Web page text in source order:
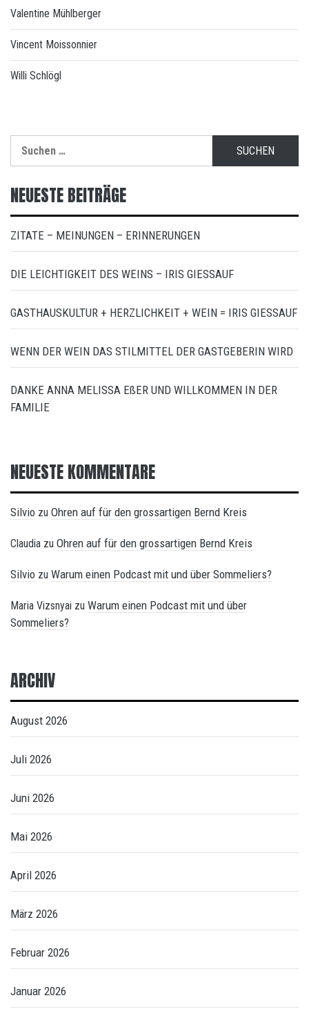
Valentine Mühlberger
Vincent Moissonnier
Willi Schlögl
NEUESTE BEITRÄGE
ZITATE – MEINUNGEN – ERINNERUNGEN
DIE LEICHTIGKEIT DES WEINS – IRIS GIESSAUF
GASTHAUSKULTUR + HERZLICHKEIT + WEIN = IRIS GIESSAUF
WENN DER WEIN DAS STILMITTEL DER GASTGEBERIN WIRD
DANKE ANNA MELISSA EßER UND WILLKOMMEN IN DER
FAMILIE
NEUESTE KOMMENTARE
Silvio zu Ohren auf für den grossartigen Bernd Kreis
Claudia zu Ohren auf für den grossartigen Bernd Kreis
Silvio zu Warum einen Podcast mit und über Sommeliers?
Maria Vizsnyai zu Warum einen Podcast mit und über
Sommeliers?
ARCHIV
August 2026
Juli 2026
Juni 2026
Mai 2026
April 2026
März 2026
Februar 2026
Januar 2026